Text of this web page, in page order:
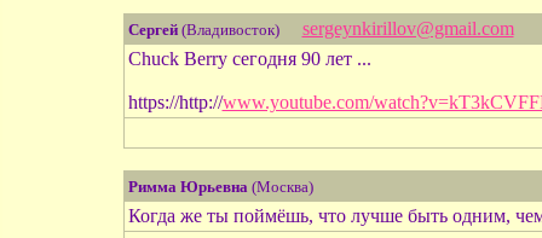
Сергей(Владивосток)
sergeynkirillov@gmail.com
Chuck Berry сегодня 90 лет ...
https://http://www.youtube.com/
Римма Юрьевна(Москва)
Когда же ты поймёшь, что лучше быть одним,